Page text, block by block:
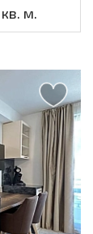
м.